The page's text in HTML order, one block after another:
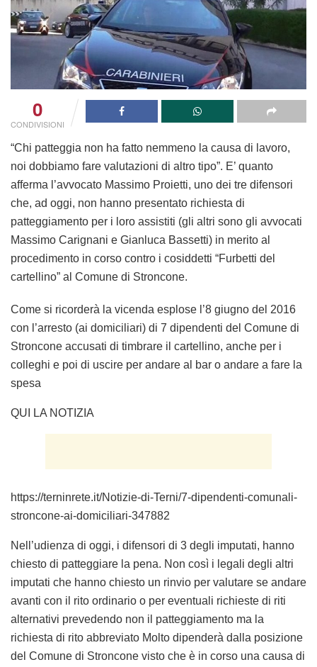
0
CONDIVISIONI
“Chi patteggia non ha fatto nemmeno la causa di lavoro,
noi dobbiamo fare valutazioni di altro tipo”. E’ quanto
afferma l’avvocato Massimo Proietti, uno dei tre difensori
che, ad oggi, non hanno presentato richiesta di
patteggiamento per i loro assistiti (gli altri sono gli avvocati
Massimo Carignani e Gianluca Bassetti) in merito al
procedimento in corso contro i cosiddetti “Furbetti del
cartellino” al Comune di Stroncone.
Come si ricorderà la vicenda esplose l’8 giugno del 2016
con l’arresto (ai domiciliari) di 7 dipendenti del Comune di
Stroncone accusati di timbrare il cartellino, anche per i
colleghi e poi di uscire per andare al bar o andare a fare la
spesa
QUI LA NOTIZIA
https://terninrete.it/Notizie-di-Terni/7-dipendenti-comunali-
stroncone-ai-domiciliari-347882
Nell’udienza di oggi, i difensori di 3 degli imputati, hanno
chiesto di patteggiare la pena. Non così i legali degli altri
imputati che hanno chiesto un rinvio per valutare se andare
avanti con il rito ordinario o per eventuali richieste di riti
alternativi prevedendo non il patteggiamento ma la
richiesta di rito abbreviato Molto dipenderà dalla posizione
del Comune di Stroncone visto che è in corso una causa di